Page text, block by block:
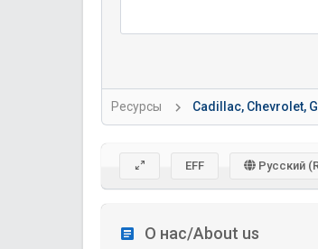
Ресурсы Cadillac, Chevrolet,
О нас/About us
EFF Русский